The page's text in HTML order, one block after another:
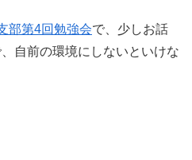
部第4回勉強会で、少しお話
自前の環境にしないといけな